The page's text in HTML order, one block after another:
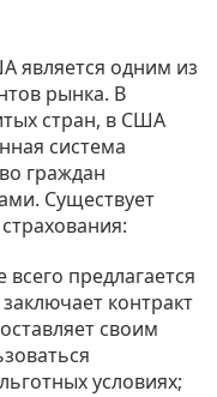
является одним из
рынка. В
стран, в США
система
граждан
Существует
предлагается
контракт
своим
условиях;